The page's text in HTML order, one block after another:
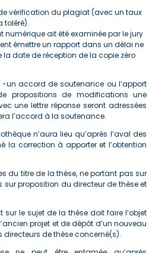
vérification du plagiat (avec un taux
toléré).
numérique ait été examinée par le jury
émettre un rapport dans un délai ne
date de réception de la copie zéro
un accord de soutenance ou l’apport
propositions de modifications une
une lettre réponse seront adressées
l’accord à la soutenance.
n’aura lieu qu’après l’aval des
la correction à apporter et l’obtention
du titre de la thèse, ne portant pas sur
sur proposition du directeur de thèse et
le sujet de la thèse doit faire l’objet
projet et de dépôt d’un nouveau
de thèse concerné(s).